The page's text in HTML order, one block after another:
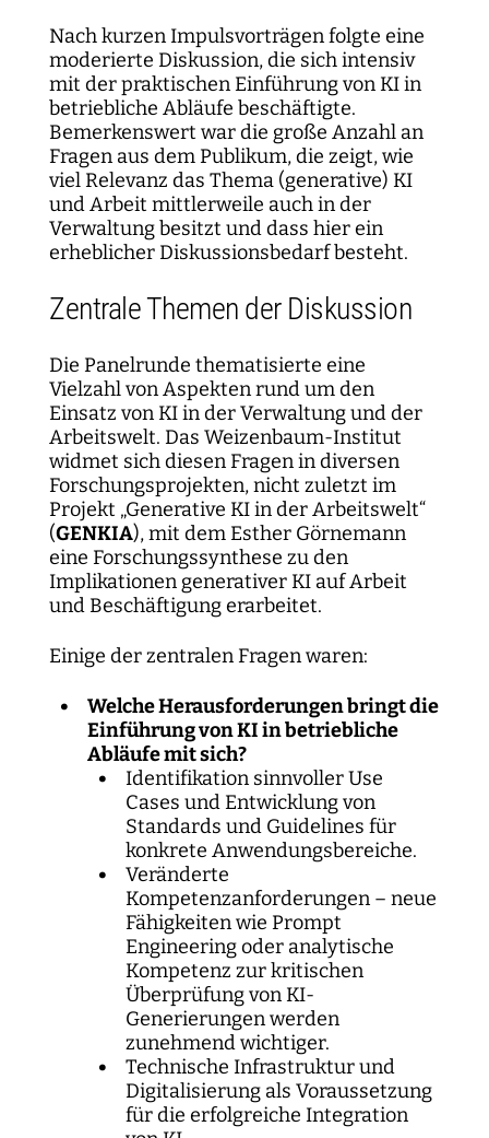
Nach kurzen Impulsvorträgen folgte eine
moderierte Diskussion, die sich intensiv
mit der praktischen Einführung von KI in
betriebliche Abläufe beschäftigte.
Bemerkenswert war die große Anzahl an
Fragen aus dem Publikum, die zeigt, wie
viel Relevanz das Thema (generative) KI
und Arbeit mittlerweile auch in der
Verwaltung besitzt und dass hier ein
erheblicher Diskussionsbedarf besteht.
Zentrale Themen der Diskussion
Die Panelrunde thematisierte eine
Vielzahl von Aspekten rund um den
Einsatz von KI in der Verwaltung und der
Arbeitswelt. Das Weizenbaum-Institut
widmet sich diesen Fragen in diversen
Forschungsprojekten, nicht zuletzt im
Projekt „Generative KI in der Arbeitswelt“
(GENKIA), mit dem Esther Görnemann
eine Forschungssynthese zu den
Implikationen generativer KI auf Arbeit
und Beschäftigung erarbeitet.
Einige der zentralen Fragen waren:
Welche Herausforderungen bringt die
Einführung von KI in betriebliche
Abläufe mit sich?
Identifikation sinnvoller Use
Cases und Entwicklung von
Standards und Guidelines für
konkrete Anwendungsbereiche.
Veränderte
Kompetenzanforderungen – neue
Fähigkeiten wie Prompt
Engineering oder analytische
Kompetenz zur kritischen
Überprüfung von KI-
Generierungen werden
zunehmend wichtiger.
Technische Infrastruktur und
Digitalisierung als Voraussetzung
für die erfolgreiche Integration